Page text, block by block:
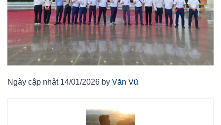
Ngày cập nhật 14/01/2026 by Văn Vũ